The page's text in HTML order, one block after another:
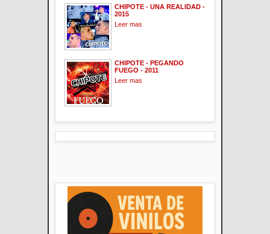
CHIPOTE - UNA REALIDAD -
2015
Leer mas
CHIPOTE - PEGANDO
FUEGO - 2011
Leer mas